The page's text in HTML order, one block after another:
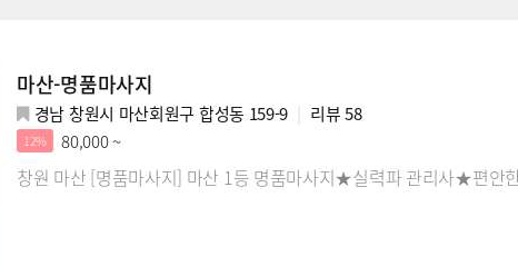
마산-명품마사지
경남 창원시 마산회원구 합성동 159-9 리뷰58
12% 80,000 ~
창원 마산 [명품마사지] 마산 1등 명품마사지★실력파 관리사★편안